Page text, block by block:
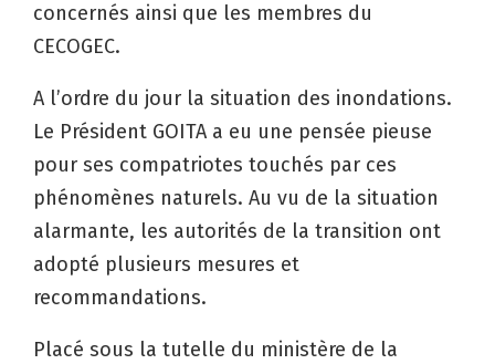
concernés ainsi que les membres du
CECOGEC.
A l’ordre du jour la situation des inondations.
Le Président GOITA a eu une pensée pieuse
pour ses compatriotes touchés par ces
phénomènes naturels. Au vu de la situation
alarmante, les autorités de la transition ont
adopté plusieurs mesures et
recommandations.
Placé sous la tutelle du ministère de la